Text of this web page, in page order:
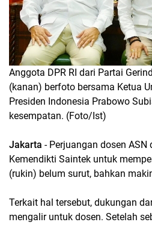
Anggota DPR RI dari Partai
(kanan) berfoto bersama Ketua
Presiden Indonesia Prabowo
kesempatan. (Foto/Ist)
Jakarta - Perjuangan dosen
Kemendikti Saintek untuk
(rukin) belum surut, bahkan
Terkait hal tersebut, dukungan
mengalir untuk dosen. Setelah